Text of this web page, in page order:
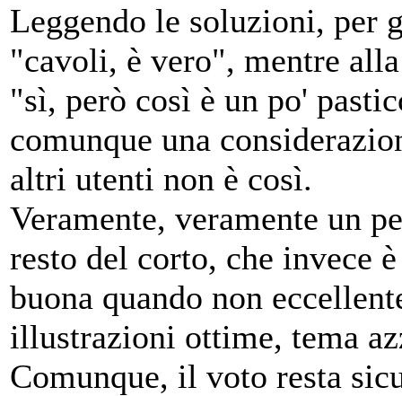
Leggendo le soluzioni, per
"cavoli, è vero", mentre
"sì, però così è un po'
comunque una
altri utenti non è così.
Veramente, veramente un
resto del corto, che invece
buona quando non
illustrazioni ottime, tema
Comunque, il voto resta